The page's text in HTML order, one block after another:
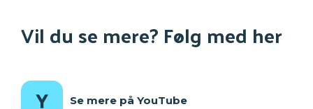
Vil du se mere? Følg med her
Se mere på YouTube